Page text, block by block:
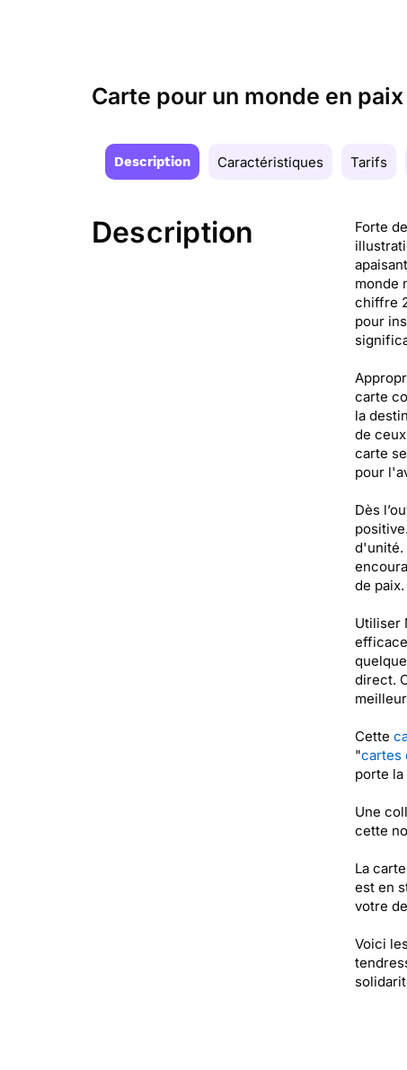
Carte pour un monde en
Description Caractéristiques Tarifs
Description
Forte
monde
chiffre
pour
carte
la
de
carte
pour
Dès
d'unité.
de paix.
Utiliser
direct.
Cette
"cartes
porte
Une
cette
La
est en
votre
Voici